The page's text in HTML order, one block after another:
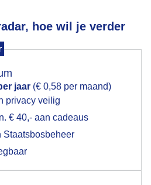
hoe wil je verder
jaar (€ 0,58 per maand)
privacy veilig
€ 40,- aan cadeaus
Staatsbosbeheer
dorpje Oostwold
gebruiken voor het
akkoord op hebt gegeven,
up uit je browser waarin
toon de popup